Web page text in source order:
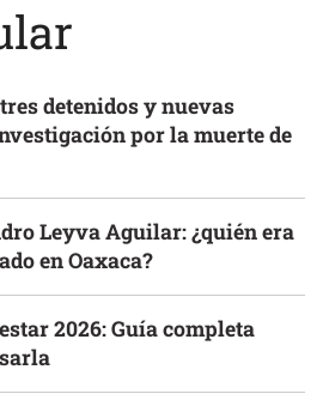
detenidos y nuevas
por la muerte de
Leyva Aguilar: ¿quién era
en Oaxaca?
2026: Guía completa